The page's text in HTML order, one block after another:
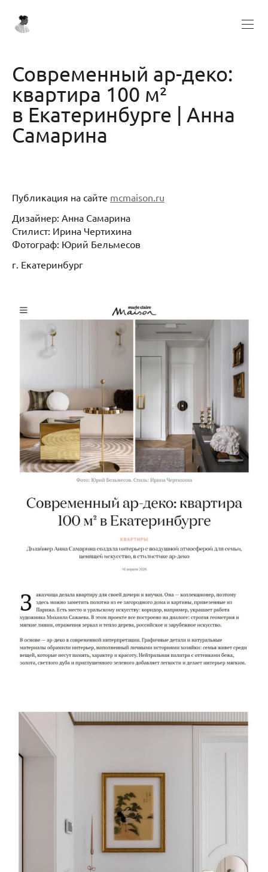
Современный ар-деко:
квартира 100 м²
в Екатеринбурге | Анна
Самарина
Публикация на сайте mcmaison.ru
Дизайнер: Анна Самарина
Стилист: Ирина Чертихина
Фотограф: Юрий Бельмесов
г. Екатеринбург